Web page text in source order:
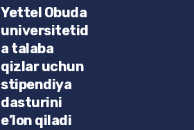
Yettel Obuda
universitetid
a talaba
qizlar uchun
stipendiya
dasturini
e’lon qiladi